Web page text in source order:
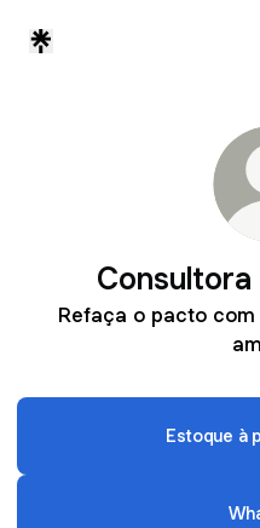
Consultora
Refaça o pacto
Estoque à